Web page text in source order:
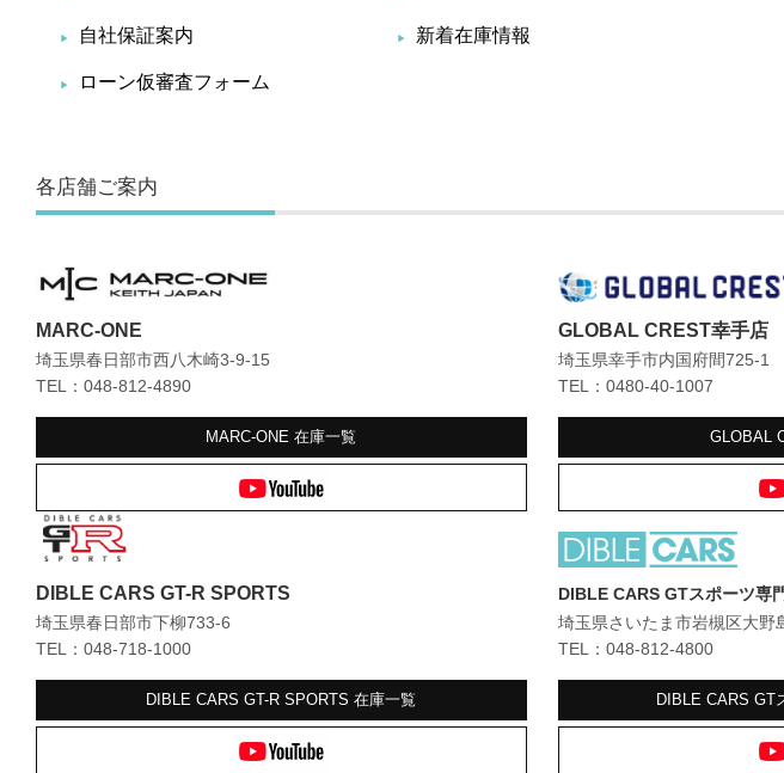
自社保証案内 新着在庫情報
ローン仮審査フォーム
各店舗ご案内
MARC-ONE
埼玉県春日部市西八木崎3-9-15
TEL：048-812-4890
MARC-ONE在庫一覧
GLOBAL CREST幸手店
埼玉県幸手市内国府間725-1
TEL：0480-40-1007
GLOBAL
DIBLE CARS GT-R SPORTS
埼玉県春日部市下柳733-6
TEL：048-718-1000
DIBLE CARS GT-R SPORTS在庫一覧
DIBLE CARS GTスポーツ専
埼玉県さいたま市岩槻区大野
TEL：048-812-4800
DIBLE CARS GT